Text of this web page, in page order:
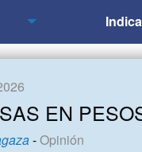
EN
-Opinión